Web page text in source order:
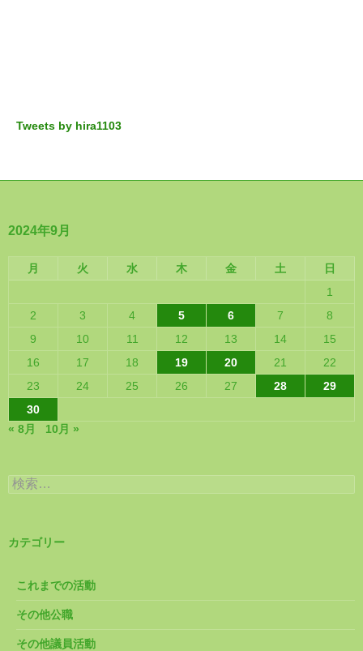
Tweets by hira1103
2024年9月
月 火 水 木 金 土
日
1
2
3 4 5 6 7
8
9
10 11 12 13 14
15
16
17 18 19 20 21
22
23
24 25 26 27 28
29
30
« 8月
10月 »
検
索:
カテゴリー
これまでの活動
その他公職
その他議員活動